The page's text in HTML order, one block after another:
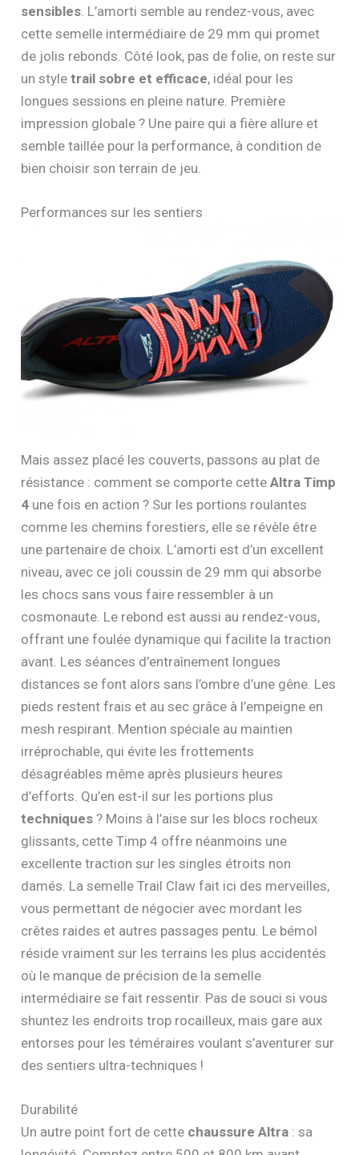
sensibles. L’amorti semble au rendez-vous, avec
cette semelle intermédiaire de 29 mm qui promet
de jolis rebonds. Côté look, pas de folie, on reste sur
un styletrail sobre et efficace, idéal pour les
longues sessions en pleine nature. Première
impression globale ? Une paire qui a fière allure et
semble taillée pour la performance, à condition de
bien choisir son terrain de jeu.
Performances sur les sentiers
Mais assez placé les couverts, passons au plat de
résistance : comment se comporte cetteAltra Timp
4 une fois en action ? Sur les portions roulantes
comme les chemins forestiers, elle se révèle être
une partenaire de choix. L’amorti est d’un excellent
niveau, avec ce joli coussin de 29 mm qui absorbe
les chocs sans vous faire ressembler à un
cosmonaute. Le rebond est aussi au rendez-vous,
offrant une foulée dynamique qui facilite la traction
avant. Les séances d’entraînement longues
distances se font alors sans l’ombre d’une gêne. Les
pieds restent frais et au sec grâce à l’empeigne en
mesh respirant. Mention spéciale au maintien
irréprochable, qui évite les frottements
désagréables même après plusieurs heures
d’efforts. Qu’en est-il sur les portions plus
techniques ? Moins à l’aise sur les blocs rocheux
glissants, cette Timp 4 offre néanmoins une
excellente traction sur les singles étroits non
damés. La semelle Trail Claw fait ici des merveilles,
vous permettant de négocier avec mordant les
crêtes raides et autres passages pentu. Le bémol
réside vraiment sur les terrains les plus accidentés
où le manque de précision de la semelle
intermédiaire se fait ressentir. Pas de souci si vous
shuntez les endroits trop rocailleux, mais gare aux
entorses pour les téméraires voulant s’aventurer sur
des sentiers ultra-techniques !
Durabilité
Un autre point fort de cette chaussure Altra : sa